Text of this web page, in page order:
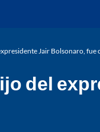
Jair Bolsonaro,
del